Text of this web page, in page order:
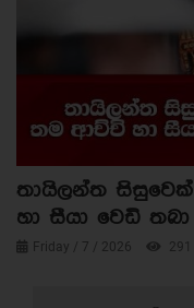
තායිලන්ත
හා සීයා වෙඩි
Friday / 7 / 2026 291